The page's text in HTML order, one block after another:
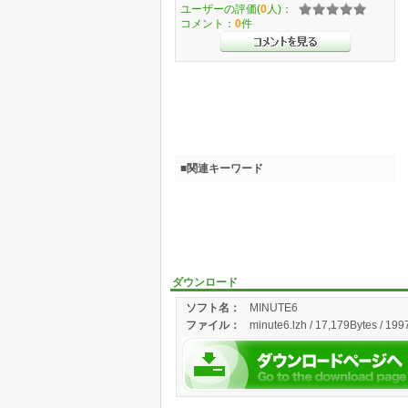
ダウンロード
ソフト名：
MINUTE6
ファイル：
minute6.lzh / 17,179Bytes /
ユーザーの評価(0 人)：
コメント： 0件
■関連キーワード